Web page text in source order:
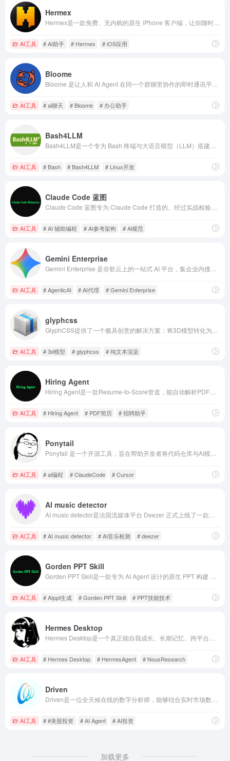
Hermex
AI工具 # AI助手 # Hermex # iOS应用
Bloome
AI工具 # ai聊天 # Bloome # 办公助手
Bash4LLM
AI工具 # Bash # Bash4LLM # Linux开发
Claude Code 蓝图
AI工具 # AI 辅助编程 # AI参考架构 # Ai规范
Gemini Enterprise
AI工具 # AgenticAI # AI代理 # Gemini Enterprise
glyphcss
AI工具 # 3d模型 # glyphcss # 纯文本渲染
Hiring Agent
AI工具 # Hiring Agent # PDF简历 # 招聘助手
Ponytail
AI工具 # ai编程 # ClaudeCode # Cursor
AI music detector
AI工具 # AI music detector # AI音乐检测 # deezer
Gorden PPT Skill
AI工具 # AIppt生成 # Gorden PPT Skill # PPT技能技术
Hermes Desktop
AI工具 # Hermes Desktop # HermesAgent # NousResearch
Driven
AI工具 # #美股投资 # AI Agent # AI投资
加载更多